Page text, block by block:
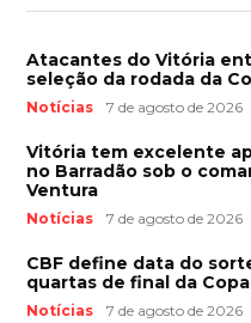
Atacantes do Vitória
seleção da rodada da
Notícias 7 de agosto de 2026
Vitória tem excelente
no Barradão sob o
Ventura
Notícias 7 de agosto de 2026
CBF define data do
quartas de final da
Notícias 7 de agosto de 2026